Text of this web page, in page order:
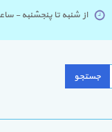
از شنبه تا پنجشنبه - ساعت 9
جستجو